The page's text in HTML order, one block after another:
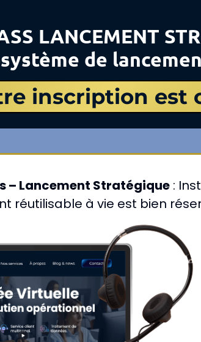
LANCEMENT
de
inscription est
– Lancement Stratégique :
réutilisable à vie est bien